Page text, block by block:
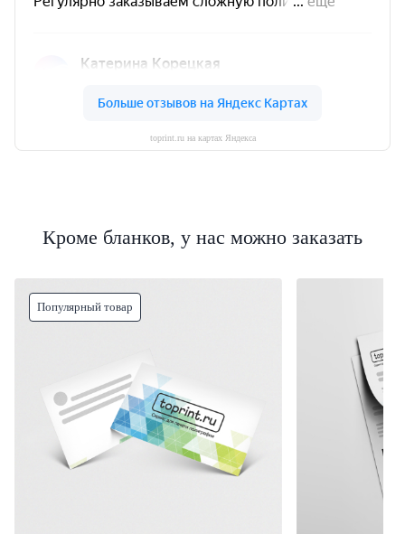
toprint.ru на картах Яндекса
Кроме бланков, у нас можно заказать
Популярный товар